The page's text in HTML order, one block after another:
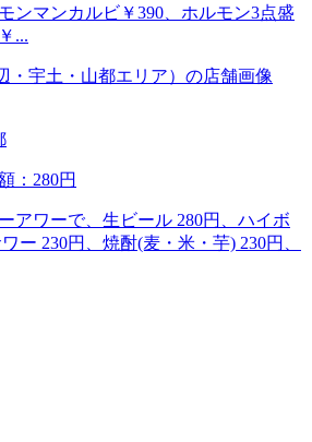
ンマンカルビ￥390、ホルモン3点盛
...
：280円
アワーで、生ビール 280円、ハイボ
ー 230円、焼酎(麦・米・芋) 230円、